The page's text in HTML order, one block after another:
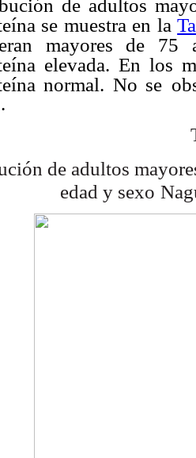
de adultos
se muestra en la
mayores de 75
elevada. En los
normal. No se
de adultos
edad y sexo